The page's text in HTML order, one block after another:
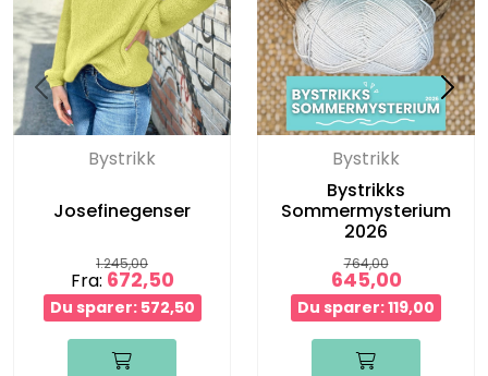
Bystrikk
Josefinegenser
1.245,00
Fra: 672,50
Du sparer: 572,50
Bystrikk
Bystrikks
Sommermysterium
2026
764,00
645,00
Du sparer: 119,00